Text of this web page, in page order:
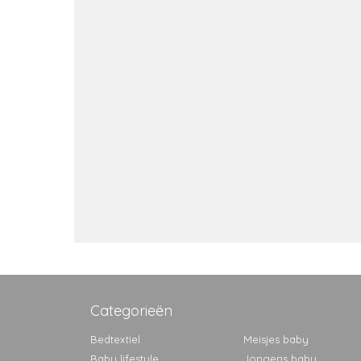
Categorieën
Bedtextiel
Meisjes baby